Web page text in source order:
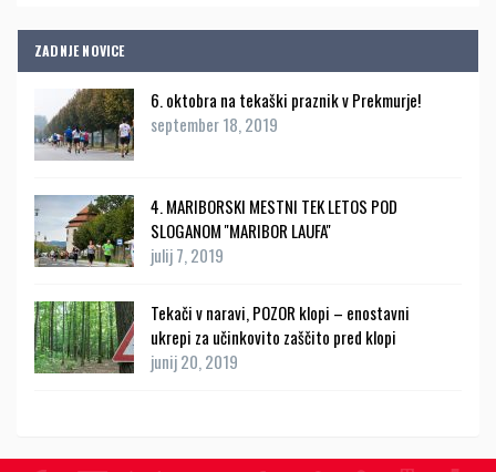
ZADNJE NOVICE
6. oktobra na tekaški praznik v Prekmurje!
september 18, 2019
4. MARIBORSKI MESTNI TEK LETOS POD
SLOGANOM ''MARIBOR LAUFA''
julij 7, 2019
Tekači v naravi, POZOR klopi – enostavni
ukrepi za učinkovito zaščito pred klopi
junij 20, 2019